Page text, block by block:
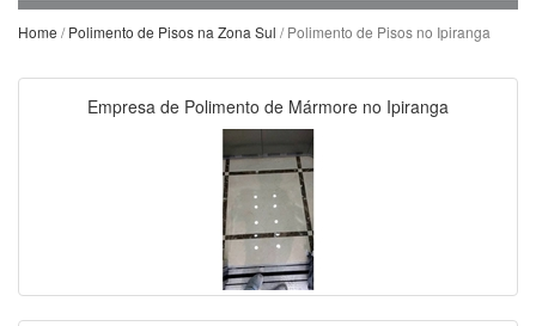
Home /Polimento de Pisos na Zona Sul / Polimento de Pisos no Ipiranga
Empresa de Polimento de Mármore no Ipiranga